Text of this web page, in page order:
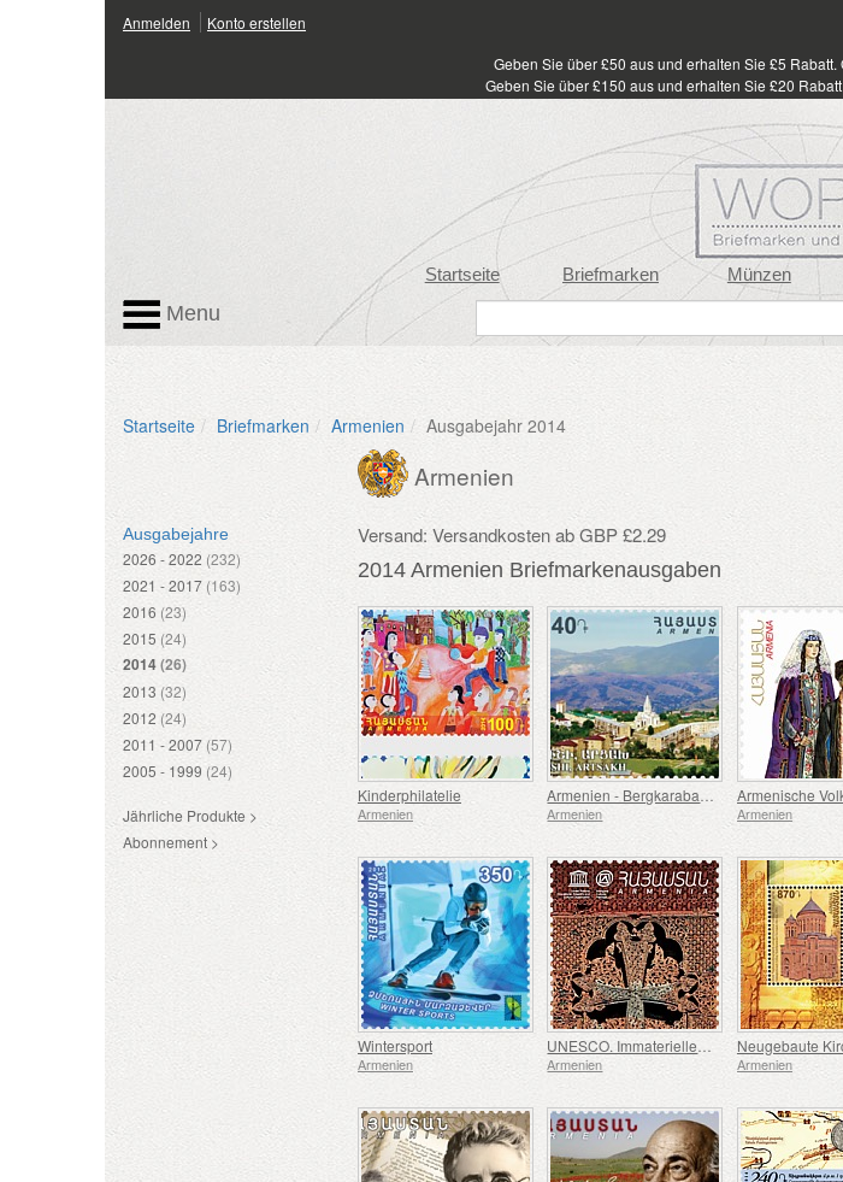
Anmelden Konto erstellen
Geben Sie über £50 aus und erhalten Sie £5 Rabatt.
Geben Sie über £150 aus und erhalten Sie £20
Startseite Briefmarken Münzen
Menu
Startseite Briefmarken Armenien Ausgabejahr 2014
Ausgabejahre
2026 - 2022 (232)
2021 - 2017 (163)
2016 (23)
2015 (24)
2014(26)
2013 (32)
2012 (24)
2011 - 2007 (57)
2005 - 1999 (24)
Jährliche Produkte >
Abonnement >
Armenien
Versand: Versandkosten ab GBP £2.29
2014 Armenien Briefmarkenausgaben
Kinderphilatelie
Armenien
Armenien - Bergkarabach (Artsakh)
Armenien Armenien
Wintersport
Armenien
UNESCO. Immaterielles Kulturerbe der Menschheit. Khachkar - Heiliger Erlöser und Mastara
Armenien Armenien